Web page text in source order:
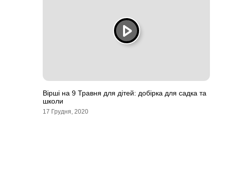
Вірші на 9 Травня для дітей: добірка для садка та
школи
17 Грудня, 2020